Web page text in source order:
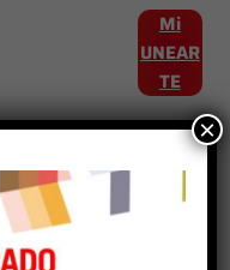
Mi
UNEAR
TE
×